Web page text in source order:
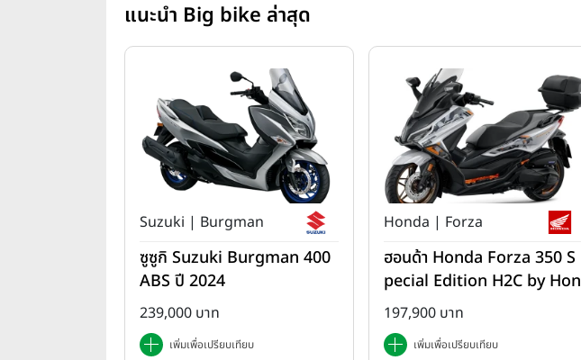
แนะนำ Big bike ล่าสุด
Suzuki | Burgman
ซูซูกิ Suzuki Burgman 400
ABS ปี 2024
239,000 บาท
เพิ่มเพื่อเปรียบเทียบ
Honda | Forza
ฮอนด้า Honda Forza 350 S
pecial Edition H2C by Hon
da ปี 2025
197,900 บาท
เพิ่มเพื่อเปรียบเทียบ